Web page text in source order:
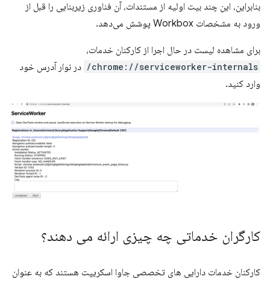
بنابراین، این چند بیت اولیه از مستندات، آن فناوری زیربنایی را قبل از
ورود به مشخصات Workbox پوشش می‌دهد.
برای مشاهده لیست در حال اجرا از کارکنان خدمات،
chrome://serviceworker-internals/
در نوار آدرس خود
وارد کنید.
کارگران خدماتی چه چیزی ارائه می دهند؟
کارکنان خدمات دارایی های تخصصی جاوا اسکریپت هستند که به عنوان